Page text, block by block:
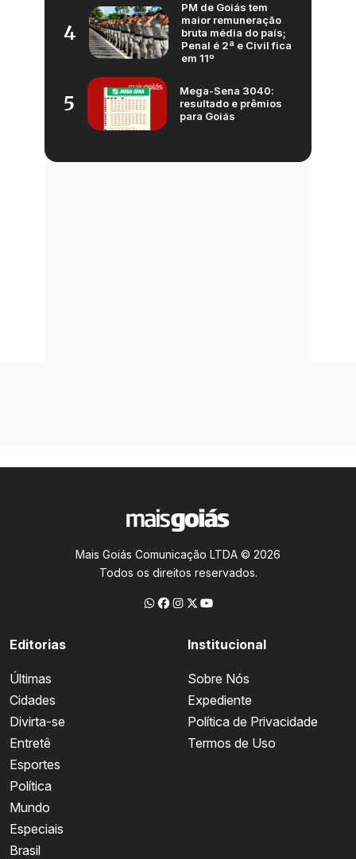
4
PM de Goiás tem
maior remuneração
bruta média do país;
Penal é 2ª e Civil fica
em 11º
5
Mega-Sena 3040:
resultado e prêmios
para Goiás
Mais Goiás Comunicação LTDA © 2026
Todos os direitos reservados.
Editorias
Últimas
Cidades
Divirta-se
Entretê
Esportes
Política
Mundo
Especiais
Brasil
Institucional
Sobre Nós
Expediente
Política de Privacidade
Termos de Uso